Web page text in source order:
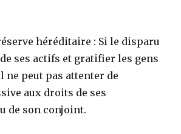
héréditaire : Si le disparu
ses actifs et gratifier les gens
ne peut pas attenter de
aux droits de ses
de son conjoint.